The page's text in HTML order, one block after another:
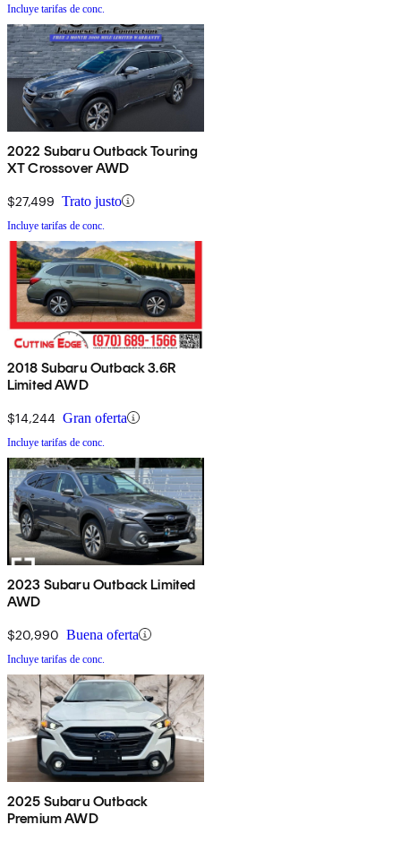
Incluye tarifas de conc.
2022 Subaru Outback Touring
XT Crossover AWD
$27,499 Trato justo
Incluye tarifas de conc.
2018 Subaru Outback 3.6R
Limited AWD
$14,244 Gran oferta
Incluye tarifas de conc.
2023 Subaru Outback Limited
AWD
$20,990 Buena oferta
Incluye tarifas de conc.
2025 Subaru Outback
Premium AWD